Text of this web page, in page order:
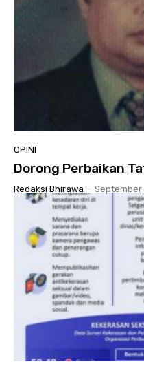
OPINI
Dorong Perbaikan
Redaksi Bhirawa - September